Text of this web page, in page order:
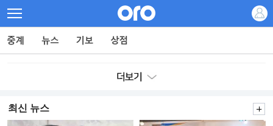
최신 뉴스